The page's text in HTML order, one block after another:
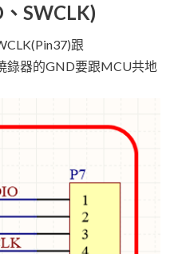
SWCLK)
跟
錄器的GND要跟MCU共地